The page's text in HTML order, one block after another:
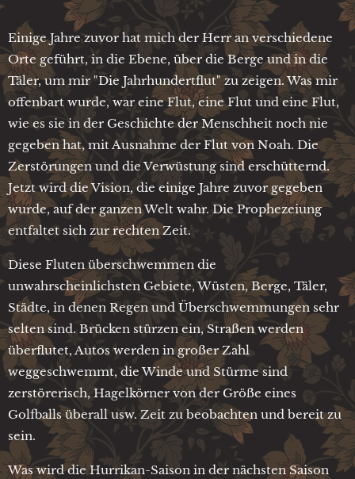
Einige Jahre zuvor hat mich der Herr an verschiedene
Orte geführt, in die Ebene, über die Berge und in die
Täler, um mir "Die Jahrhundertflut" zu zeigen. Was mir
offenbart wurde, war eine Flut, eine Flut und eine Flut,
wie es sie in der Geschichte der Menschheit noch nie
gegeben hat, mit Ausnahme der Flut von Noah. Die
Zerstörungen und die Verwüstung sind erschütternd.
Jetzt wird die Vision, die einige Jahre zuvor gegeben
wurde, auf der ganzen Welt wahr. Die Prophezeiung
entfaltet sich zur rechten Zeit.
Diese Fluten überschwemmen die
unwahrscheinlichsten Gebiete, Wüsten, Berge, Täler,
Städte, in denen Regen und Überschwemmungen sehr
selten sind. Brücken stürzen ein, Straßen werden
überflutet, Autos werden in großer Zahl
weggeschwemmt, die Winde und Stürme sind
zerstörerisch, Hagelkörner von der Größe eines
Golfballs überall usw. Zeit zu beobachten und bereit zu
sein.
Was wird die Hurrikan-Saison in der nächsten Saison